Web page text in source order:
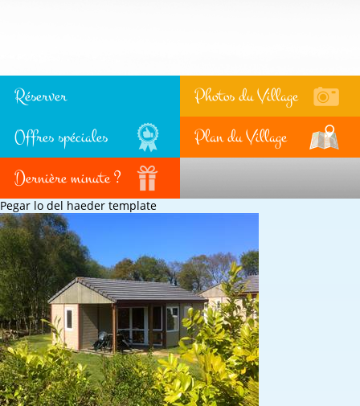
Réserver
Photos du Village
Offres spéciales
Plan du Village
Dernière minute ?
Pegar lo del haeder template